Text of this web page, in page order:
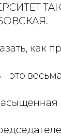
как
- это